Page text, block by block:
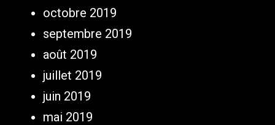
octobre 2019
septembre 2019
août 2019
juillet 2019
juin 2019
mai 2019